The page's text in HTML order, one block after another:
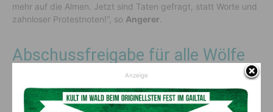
mehr auf die Almen. Jetzt sind Taten gefragt, statt Worte und
zahnloser Protestnoten!“, so Angerer
Abschussfreigabe für alle Wölfe
Der freiheitliche Landwirtschaftskammer-Vizepräsident
Anzeige